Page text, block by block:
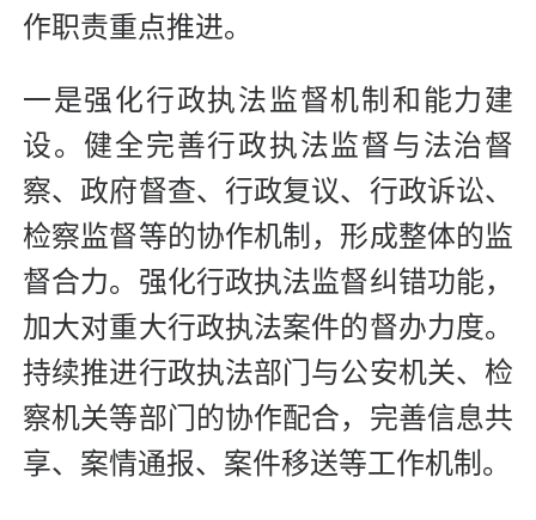
作职责重点推进。
一是强化行政执法监督机制和能力建
设。健全完善行政执法监督与法治督
察、政府督查、行政复议、行政诉讼、
检察监督等的协作机制，形成整体的监
督合力。强化行政执法监督纠错功能，
加大对重大行政执法案件的督办力度。
持续推进行政执法部门与公安机关、检
察机关等部门的协作配合，完善信息共
享、案情通报、案件移送等工作机制。